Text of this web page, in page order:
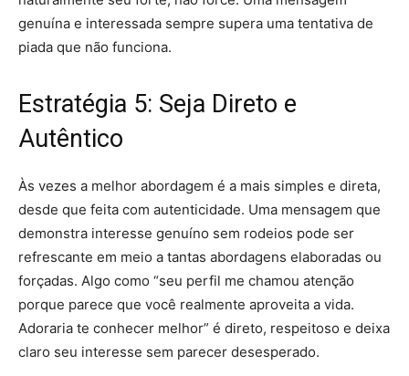
genuína e interessada sempre supera uma tentativa de
piada que não funciona.
Estratégia 5: Seja Direto e
Autêntico
Às vezes a melhor abordagem é a mais simples e direta,
desde que feita com autenticidade. Uma mensagem que
demonstra interesse genuíno sem rodeios pode ser
refrescante em meio a tantas abordagens elaboradas ou
forçadas. Algo como “seu perfil me chamou atenção
porque parece que você realmente aproveita a vida.
Adoraria te conhecer melhor” é direto, respeitoso e deixa
claro seu interesse sem parecer desesperado.